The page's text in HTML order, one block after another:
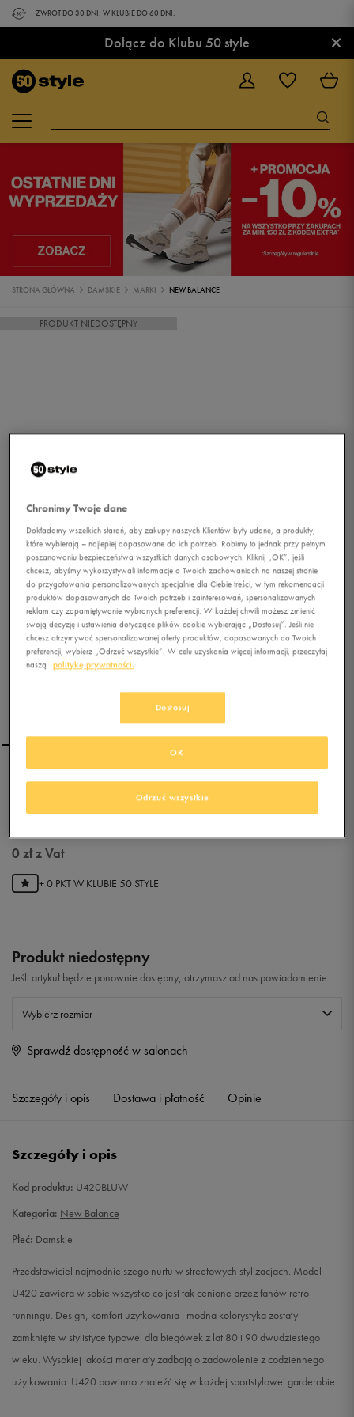
ZWROT DO 30 DNI. W KLUBIE DO 60 DNI.
Dołącz do Klubu 50 style ×
STRONA GŁÓWNA DAMSKIE MARKI NEW BALANCE
PRODUKT NIEDOSTĘPNY
1/5
NEW BALANCE U420BLU
0 złz Vat
+ 0 PKT W KLUBIE 50 STYLE
Produkt niedostępny
Jeśli artykuł będzie ponownie dostępny, otrzymasz od nas powiadomienie.
Wybierz rozmiar
Rozmiary EU
37 23,5 cm
38 24,5 cm Powiadom o dostępności
Sprawdź dostępność w salonach
Szczegóły i opis Dostawa i płatność Opinie
Szczegóły i opis
Kod produktu: U420BLUW
Kategoria: New Balance
Płeć: Damskie
Przedstawiciel najmodniejszego nurtu w streetowych stylizacjach. Model
U420 zawiera w sobie wszystko co jest tak cenione przez fanów retro
runningu. Design, komfort uzytkowania i modna kolorystyka zostały
zamknięte w stylistyce typowej dla biegówek z lat 80 i 90 dwudziestego
wieku. Wysokiej jakości materiały zadbają o zadowolenie z codziennego
użytkowania. U420 powinno znaleźć się w każdej sportstylowej garderobie.
Chronimy Twoje dane
Dokładamy wszelkich starań, aby zakupy naszych Klientów były udane, a produkty,
które wybierają – najlepiej dopasowane do ich potrzeb. Robimy to jednak przy pełnym
poszanowaniu bezpieczeństwa wszystkich danych osobowych. Kliknij „OK”, jeśli
chcesz, abyśmy wykorzystywali informacje o Twoich zachowaniach na naszej stronie
do przygotowania personalizowanych specjalnie dla Ciebie treści, w tym rekomendacji
produktów dopasowanych do Twoich potrzeb i zainteresowań, spersonalizowanych
reklam czy zapamiętywanie wybranych preferencji. W każdej chwili możesz zmienić
swoją decyzję i ustawienia dotyczące plików cookie wybierając „Dostosuj”. Jeśli nie
chcesz otrzymywać spersonalizowanej oferty produktów, dopasowanych do Twoich
preferencji, wybierz „Odrzuć wszystkie”. W celu uzyskania więcej informacji, przeczytaj
naszą
politykę prywatności.
Dostosuj
Odrzuć wszystkie
OK